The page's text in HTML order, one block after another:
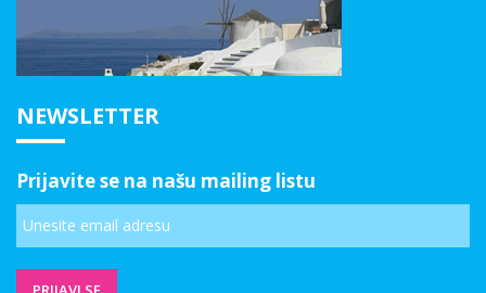
NEWSLETTER
Prijavite se na našu mailing listu